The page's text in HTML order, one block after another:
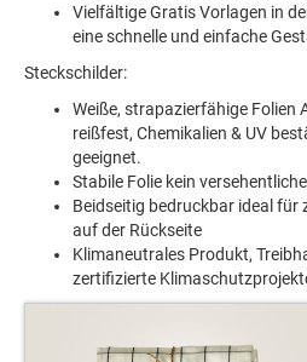
Vielfältige Gratis Vorlagen in
eine schnelle und einfache
Steckschilder:
Weiße, strapazierfähige Folien
reißfest, Chemikalien & UV
geeignet.
Stabile Folie kein
Beidseitig bedruckbar ideal
auf der Rückseite
Klimaneutrales Produkt,
zertifizierte